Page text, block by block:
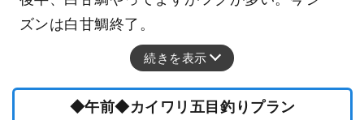
ズンは白甘鯛終了。
続きを表示
◆午前◆カイワリ五目釣りプラン